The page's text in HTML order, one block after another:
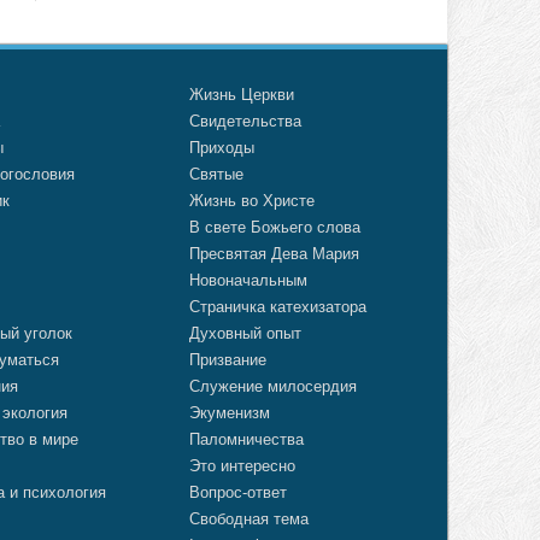
уголок
в мире
и психология
Жизнь Церкви
Свидетельства
Приходы
Святые
Жизнь во Христе
В свете Божьего слова
Пресвятая Дева Мария
Новоначальным
Страничка катехизатора
Духовный опыт
Призвание
Служение милосердия
Экуменизм
Паломничества
Это интересно
Вопрос-ответ
Свободная тема